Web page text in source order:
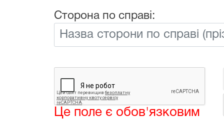
Сторона по справі:
Це поле є обов'язковим